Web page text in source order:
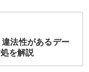
対価としての給与•
た損害の責任の所在
が責任を負うこと
ーザー企業の秘密を
ットを通じたプログ
法性があるデー
を解説